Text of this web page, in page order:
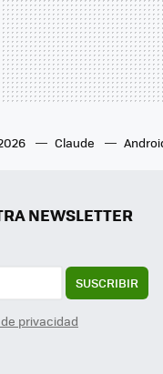
Claude
NEWSLETTER
SUSCRIBIR
privacidad